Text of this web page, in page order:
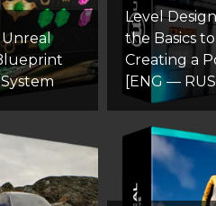
Level
the Basics to
Creating a
[ENG — RUS]